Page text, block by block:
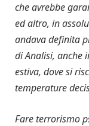
che avrebbe
ed altro, in
andava definita
di Analisi, anche
estiva, dove si
temperature
Fare terrorismo